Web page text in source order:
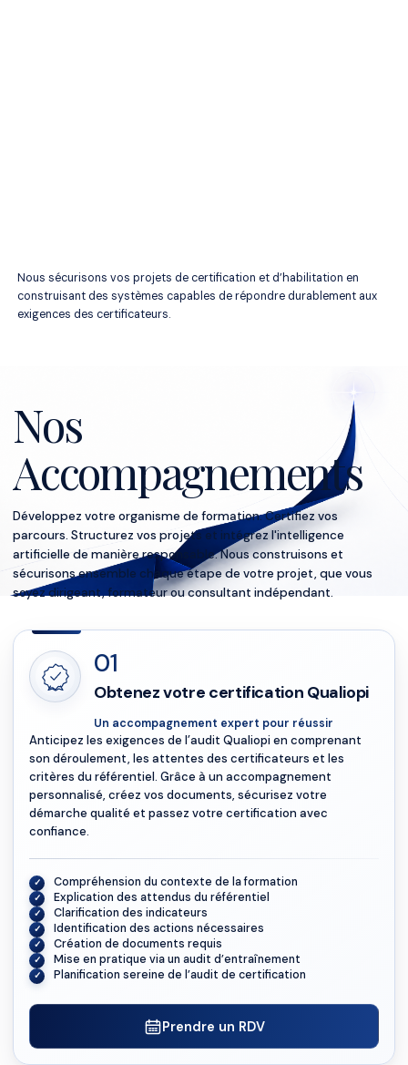
Nous sécurisons vos projets de certification et d’habilitation en
construisant des systèmes capables de répondre durablement aux
exigences des certificateurs.
Nos
Accompagnements
Développez votre organisme de formation. Certifiez vos
parcours. Structurez vos projets et intégrez l'intelligence
artificielle de manière responsable. Nous construisons et
sécurisons ensemble chaque étape de votre projet, que vous
soyez dirigeant, formateur ou consultant indépendant.
01
Obtenez votre certification Qualiopi
Un accompagnement expert pour réussir
Anticipez les exigences de l’audit Qualiopi en comprenant
son déroulement, les attentes des certificateurs et les
critères du référentiel. Grâce à un accompagnement
personnalisé, créez vos documents, sécurisez votre
démarche qualité et passez votre certification avec
confiance.
Compréhension du contexte de la formation
Explication des attendus du référentiel
Clarification des indicateurs
Identification des actions nécessaires
Création de documents requis
Mise en pratique via un audit d’entraînement
Planification sereine de l’audit de certification
Prendre un RDV